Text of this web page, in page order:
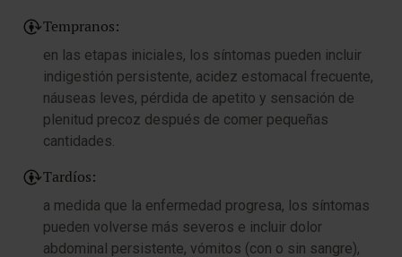
Tempranos:
en las etapas iniciales, los síntomas pueden incluir
indigestión persistente, acidez estomacal frecuente,
náuseas leves, pérdida de apetito y sensación de
plenitud precoz después de comer pequeñas
cantidades.
Tardíos:
a medida que la enfermedad progresa, los síntomas
pueden volverse más severos e incluir dolor
abdominal persistente, vómitos (con o sin sangre),